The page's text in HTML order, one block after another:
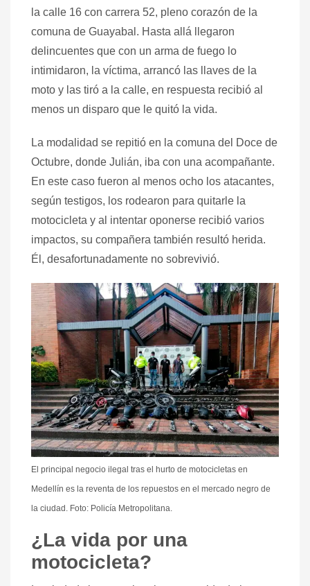
la calle 16 con carrera 52, pleno corazón de la
comuna de Guayabal. Hasta allá llegaron
delincuentes que con un arma de fuego lo
intimidaron, la víctima, arrancó las llaves de la
moto y las tiró a la calle, en respuesta recibió al
menos un disparo que le quitó la vida.
La modalidad se repitió en la comuna del Doce de
Octubre, donde Julián, iba con una acompañante.
En este caso fueron al menos ocho los atacantes,
según testigos, los rodearon para quitarle la
motocicleta y al intentar oponerse recibió varios
impactos, su compañera también resultó herida.
Él, desafortunadamente no sobrevivió.
El principal negocio ilegal tras el hurto de motocicletas en
Medellín es la reventa de los repuestos en el mercado negro de
la ciudad. Foto: Policía Metropolitana.
¿La vida por una
motocicleta?